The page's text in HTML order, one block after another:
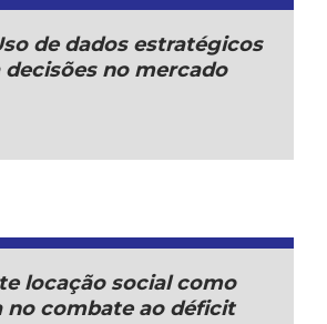
de dados estratégicos
no mercado
locação social como
no combate ao déficit